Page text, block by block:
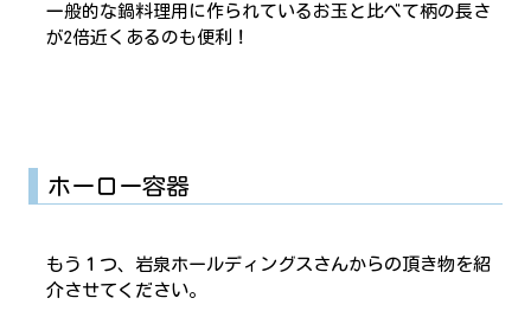
一般的な鍋料理用に作られているお玉と比べて柄の長さ
が2倍近くあるのも便利！
ホーロー容器
もう１つ、岩泉ホールディングスさんからの頂き物を紹
介させてください。